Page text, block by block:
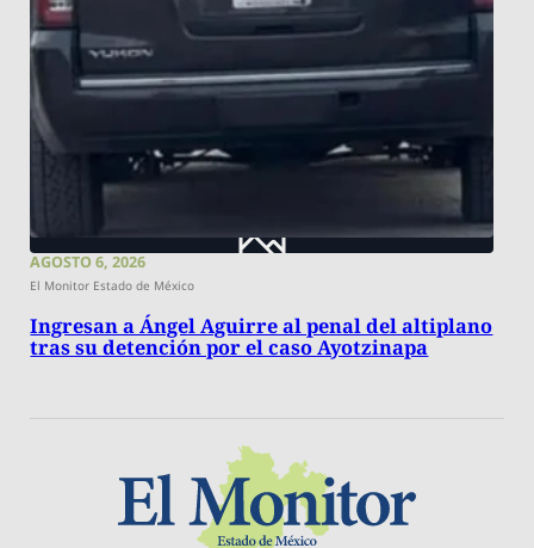
AGOSTO 6, 2026
El Monitor Estado de México
Ingresan a Ángel Aguirre al penal del altiplano
tras su detención por el caso Ayotzinapa